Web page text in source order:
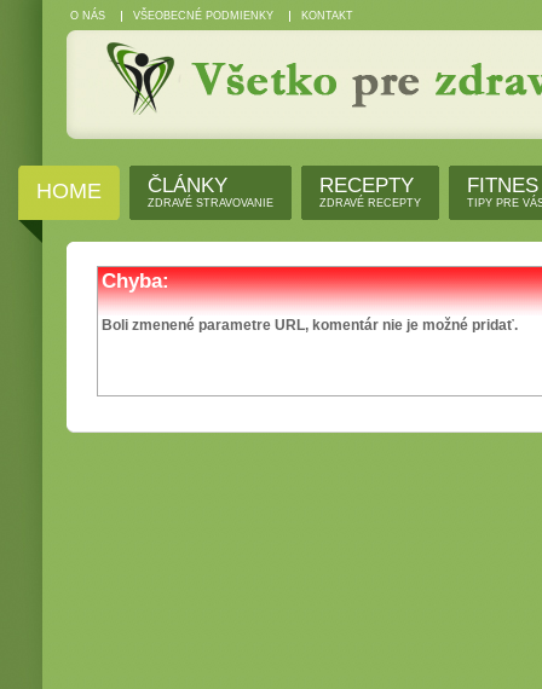
O NÁS VŠEOBECNÉ PODMIENKY KONTAKT
HOME ČLÁNKY
ZDRAVÉ STRAVOVANIE
RECEPTY
ZDRAVÉ RECEPTY
FITNES
TIPY PRE
Chyba:
Boli zmenené parametre URL, komentár nie je možné pridať.